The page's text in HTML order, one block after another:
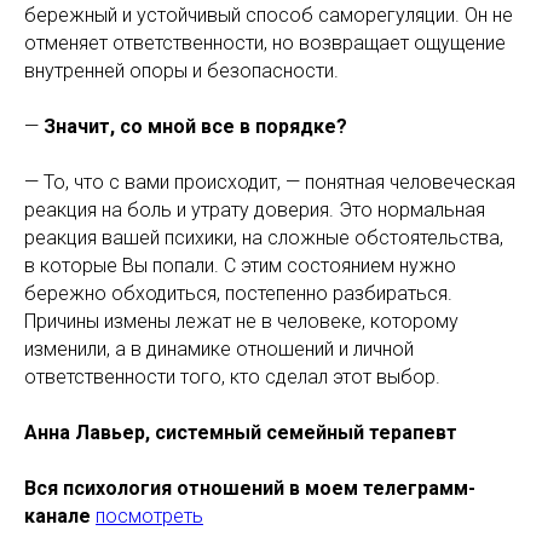
бережный и устойчивый способ саморегуляции. Он не
отменяет ответственности, но возвращает ощущение
внутренней опоры и безопасности.
— Значит, со мной все в порядке?
— То, что с вами происходит, — понятная человеческая
реакция на боль и утрату доверия. Это нормальная
реакция вашей психики, на сложные обстоятельства,
в которые Вы попали. С этим состоянием нужно
бережно обходиться, постепенно разбираться.
Причины измены лежат не в человеке, которому
изменили, а в динамике отношений и личной
ответственности того, кто сделал этот выбор.
Анна Лавьер, системный семейный терапевт
Вся психология отношений в моем телеграмм-
канале посмотреть